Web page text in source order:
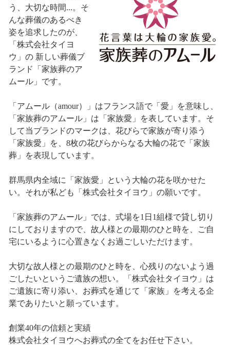
う、大切な時間...。そ
んな葬儀のあるべき
姿を追求したのが、
「株式会社タイヨ
ウ」の 新しい葬儀ブ
ランド「家族葬のア
ムール」です。
「アムール（amour）」はフランス語で「愛」を意味し、
「家族葬のアムール」は「家族愛」を表しています。そ
して当ブランドのマークは、花びらで家族が寄り添う
「家族愛」を、8枚の花びらからなる大輪の花で「家族
葬」を表現しています。
群馬県内全域に「家族愛」という大輪の花を咲かせた
い。それが私ども「株式会社タイヨウ」の願いです。
「家族葬のアムール」では、式場を1日1組様で貸し切り
にしておりますので、故人様との最期のひと時を、ご自
宅にいるように心置きなくお過ごしいただけます。
大切な故人様との最期のひと時を、心残りのないよう過
ごしたいというご遺族の想い。「株式会社タイヨウ」は
ご遺族に寄り添い、お葬式を通じて「家族」を考える企
業でありたいと願っています。
創業40年の信頼と実績
株式会社タイヨウへお葬式の全てをお任せ下さい。